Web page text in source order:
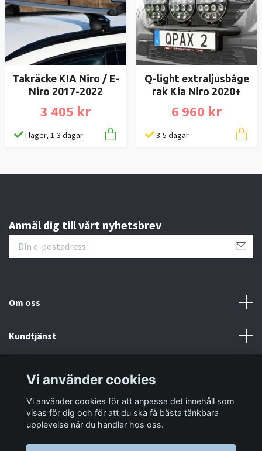
Takräcke KIA Niro / E-
Niro 2017-2022
3 405 kr
I lager, 1-3 dagar
Q-light extraljusbåge
rak Kia Niro 2020+
6 960 kr
3-5 dagar
Anmäl dig till vårt nyhetsbrev
Om oss
Kundtjänst
Sociala medier
Vi använder cookies
Vi använder cookies för att anpassa det innehåll som
visas för dig och för att du ska få bästa tänkbara
upplevelse när du handlar hos oss.